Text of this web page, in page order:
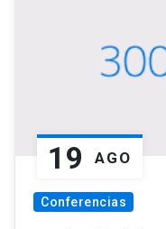
19 AGO
Conferencias